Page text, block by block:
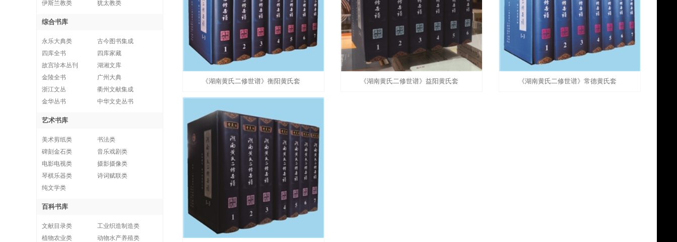
《湖南黄氏二修世谱》衡阳黄氏套 《湖南黄氏二修世谱》益阳黄氏套 《湖南黄氏二修世谱》常德黄氏套
伊斯兰教类
犹太教类
综合书库
永乐大典类
古今图书集成
四库全书
四库家藏
故宫珍本丛刊
湖湘文库
金陵全书
广州大典
浙江文丛
衢州文献集成
金华丛书
中华文史丛书
艺术书库
美术剪纸类
书法类
碑刻金石类
音乐戏剧类
电影电视类
摄影摄像类
琴棋乐器类
诗词赋联类
纯文学类
百科书库
文献目录类
工业织造制造类
植物农业类
动物水产养殖类